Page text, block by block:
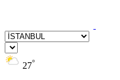
27°